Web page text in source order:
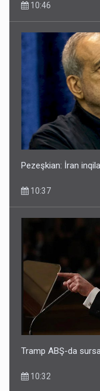
10:46
Pezeşkian: İran
10:37
Tramp ABŞ-da
10:32